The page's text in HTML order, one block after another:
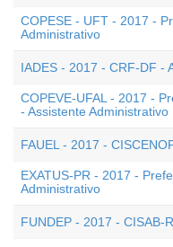
COPESE - UFT - 2017 -
Administrativo
IADES - 2017 - CRF-DF -
COPEVE-UFAL - 2017 -
- Assistente Administrativo
FAUEL - 2017 -
EXATUS-PR - 2017 -
Administrativo
FUNDEP - 2017 - CISAB-